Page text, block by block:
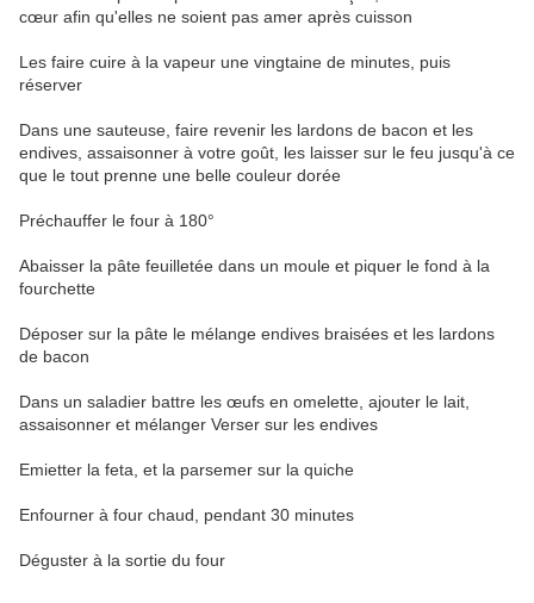
cœur afin qu'elles ne soient pas amer après cuisson
Les faire cuire à la vapeur une vingtaine de minutes, puis
réserver
Dans une sauteuse, faire revenir les lardons de bacon et les
endives, assaisonner à votre goût, les laisser sur le feu jusqu'à ce
que le tout prenne une belle couleur dorée
Préchauffer le four à 180°
Abaisser la pâte feuilletée dans un moule et piquer le fond à la
fourchette
Déposer sur la pâte le mélange endives braisées et les lardons
de bacon
Dans un saladier battre les œufs en omelette, ajouter le lait,
assaisonner et mélanger Verser sur les endives
Emietter la feta, et la parsemer sur la quiche
Enfourner à four chaud, pendant 30 minutes
Déguster à la sortie du four